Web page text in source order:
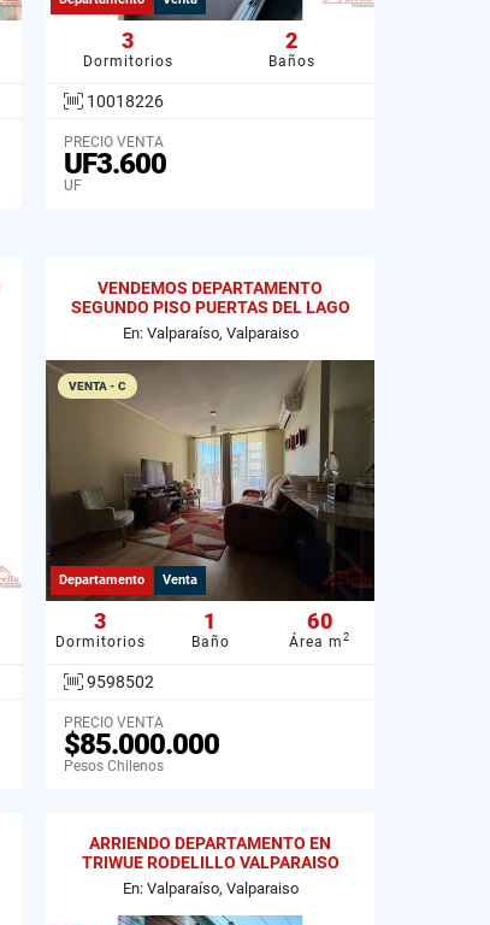
3
Dormitorios
2
Baños
10018226
PRECIO VENTA
UF3.600
UF
VENDEMOS DEPARTAMENTO
SEGUNDO PISO PUERTAS DEL LAGO
CURAUMA
En: Valparaíso, Valparaiso
VENTA - C
Departamento Venta
3
Dormitorios
1
Baño
60
Área m 2
9598502
PRECIO VENTA
$85.000.000
Pesos Chilenos
ARRIENDO DEPARTAMENTO EN
TRIWUE RODELILLO VALPARAISO
En: Valparaíso, Valparaiso